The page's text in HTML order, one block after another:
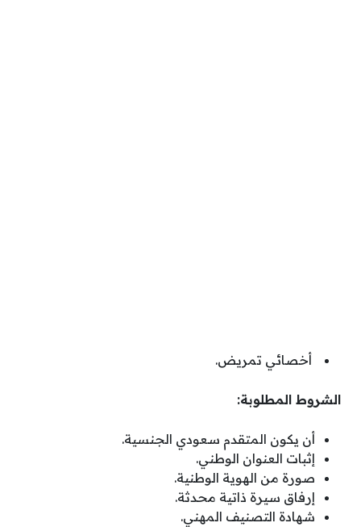
أخصائي تمريض.
الشروط المطلوبة:
أن يكون المتقدم سعودي الجنسية.
إثبات العنوان الوطني.
صورة من الهوية الوطنية.
إرفاق سيرة ذاتية محدثة.
شهادة التصنيف المهني.